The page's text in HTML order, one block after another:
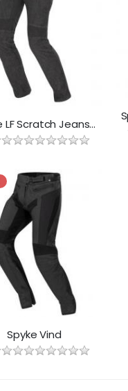
Spyke LF Scratch Jeans Lady
Spyke Vind